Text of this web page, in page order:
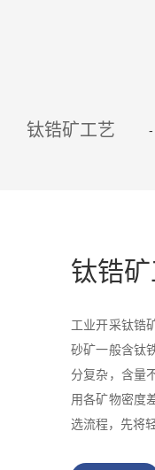
钛锆矿工艺
钛锆
工业开采钛锆
砂矿一般含钛
分复杂，含量
用各矿物密度
选流程，先将